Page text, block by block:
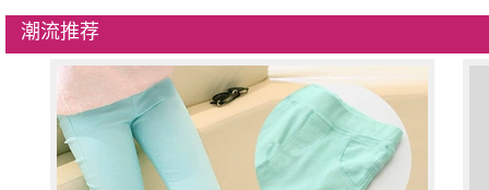
潮流推荐